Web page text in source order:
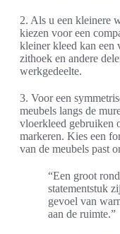
2. Als u een kleinere
kiezen voor een
kleiner kleed kan een
zithoek en andere
werkgedeelte.
3. Voor een
meubels langs de
vloerkleed gebruiken
markeren. Kies een
van de meubels past
“Een groot
statementstuk
gevoel van
aan de ruimte.”